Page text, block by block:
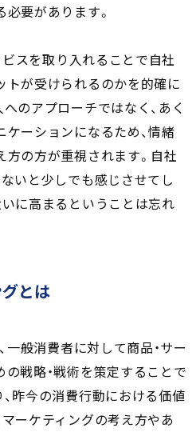
要があります。
スを取り入れることで自社
トが受けられるのかを的確に
のアプローチではなく、あく
ーションになるため、情緒
の方が重視されます。自社
いと少しでも感じさせてし
に高まるということは忘れ
とは
般消費者に対して商品・サー
戦略・戦術を策定することで
昨今の消費行動における価値
ーケティングの考え方やあ